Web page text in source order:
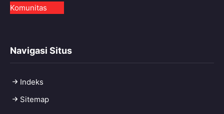
Komunitas
Navigasi Situs
Indeks
Sitemap